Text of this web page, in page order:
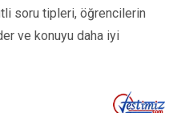
soru tipleri, öğrencilerin
ve konuyu daha iyi